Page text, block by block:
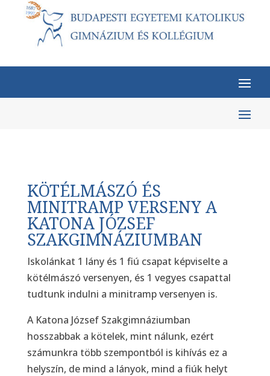
KÖTÉLMÁSZÓ ÉS
MINITRAMP VERSENY A
KATONA JÓZSEF
SZAKGIMNÁZIUMBAN
Iskolánkat 1 lány és 1 fiú csapat képviselte a
kötélmászó versenyen, és 1 vegyes csapattal
tudtunk indulni a minitramp versenyen is.
A Katona József Szakgimnáziumban
hosszabbak a kötelek, mint nálunk, ezért
számunkra több szempontból is kihívás ez a
helyszín, de mind a lányok, mind a fiúk helyt